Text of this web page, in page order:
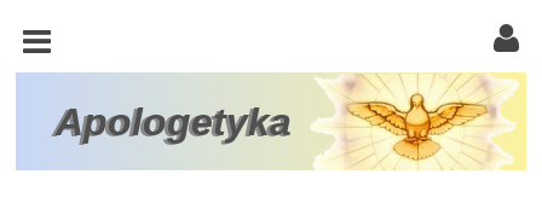
Apologetyka
KOŚCIÓŁ
KATOLICKI
TRÓJCA
ŚWIĘTA